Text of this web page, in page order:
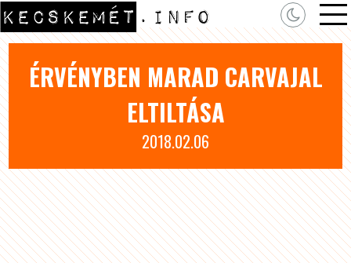
ÉRVÉNYBEN MARAD CARVAJAL
ELTILTÁSA
2018.02.06